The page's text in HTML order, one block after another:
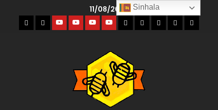
11/08/2026 Sinhala